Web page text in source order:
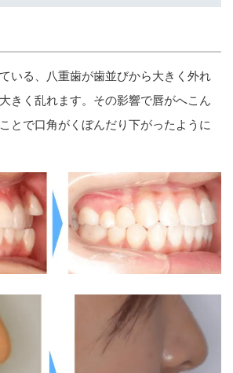
いる、八重歯が歯並びから大きく外れ
きく乱れます。その影響で唇がへこん
とで口角がくぼんだり下がったように